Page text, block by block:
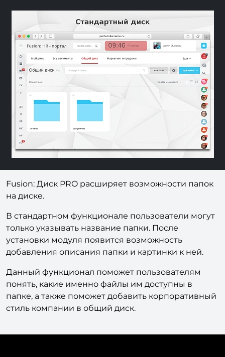
Previous Next
Fusion: Диск PRO расширяет возможности папок
на диске.
В стандартном функционале пользователи могут
только указывать название папки. После
установки модуля появится возможность
добавления описания папки и картинки к ней.
Данный функционал поможет пользователям
понять, какие именно файлы им доступны в
папке, а также поможет добавить корпоративный
стиль компании в общий диск.